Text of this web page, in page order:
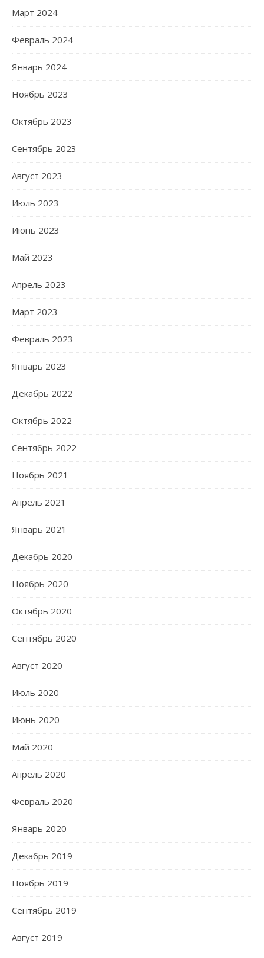
Март 2024
Февраль 2024
Январь 2024
Ноябрь 2023
Октябрь 2023
Сентябрь 2023
Август 2023
Июль 2023
Июнь 2023
Май 2023
Апрель 2023
Март 2023
Февраль 2023
Январь 2023
Декабрь 2022
Октябрь 2022
Сентябрь 2022
Ноябрь 2021
Апрель 2021
Январь 2021
Декабрь 2020
Ноябрь 2020
Октябрь 2020
Сентябрь 2020
Август 2020
Июль 2020
Июнь 2020
Май 2020
Апрель 2020
Февраль 2020
Январь 2020
Декабрь 2019
Ноябрь 2019
Сентябрь 2019
Август 2019